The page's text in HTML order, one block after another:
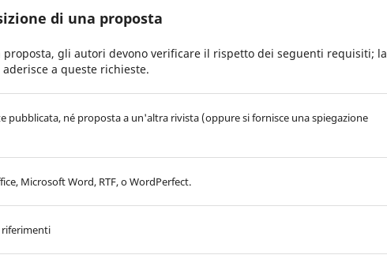
di una proposta
gli autori devono verificare il rispetto dei seguenti requisiti; la
a queste richieste.
pubblicata, né proposta a un'altra rivista (oppure si fornisce una spiegazione
Microsoft Word, RTF, o WordPerfect.
riferimenti